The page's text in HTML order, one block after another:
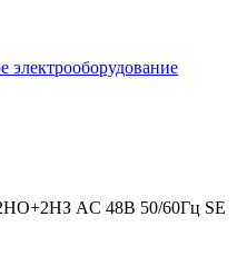
AC 48В 50/60Гц SE